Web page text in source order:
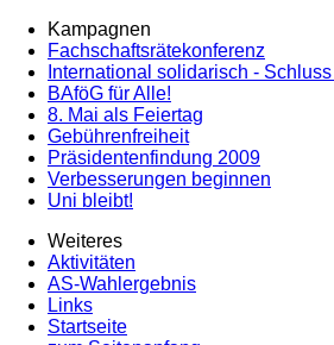
Kampagnen
Fachschaftsrätekonferenz
International solidarisch -
BAföG für Alle!
8. Mai als Feiertag
Gebührenfreiheit
Präsidentenfindung 2009
Verbesserungen beginnen
Uni bleibt!
Weiteres
Aktivitäten
AS-Wahlergebnis
Links
Startseite